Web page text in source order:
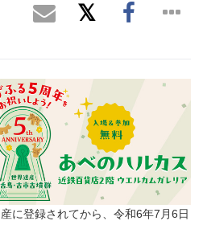
に登録されてから、令和6年7月6日